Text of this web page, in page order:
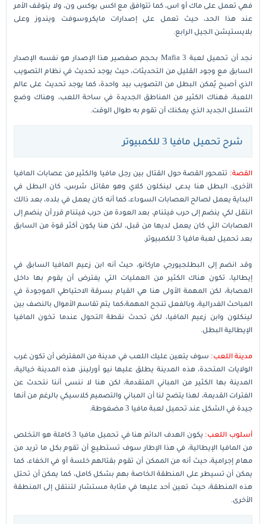
فهي تعمل على ماك أو اس، كما تتوافق مع اكس بوكس ون، ولا يتوقف الأمر
عند هذا الحد، حيث تعمل على إصدارات مايكروسوفت ويندوز وعلى
بلايستيشن الجيل الرابع.
نجد أن تحميل لعبة Mafia 3 بحجم صغصير هذا الإصدار هو نفسه الإصدار
السابق مع وجود القليل من التحديثات، حيث يوجد تحديث في نظام التصويب
الذي أصبح يُمكن البطل من التصويب بيد واحدة، كما يوجد تحديث على عالم
اللعبة، فهناك الكثير من المناطق الجديدة في ساحة اللعب، وهناك وضع
التسلل الجديد الذي يمكنك أن تقوم به طوال الوقت.
شرح تحميل مافيا 3 للكمبيوتر
القصة: تتمحور القصة حول القتال بين رجل مافيا والكثير من عصابات المافيا
الأخرى، البطل هنا يدعى لينكلون كلاي وهو مقاتل شرس، كان البطل في
البداية يعمل لصالح العصابات السوداء، كما أنه كان يعمل في بلده، بعد ذالك
انتقل لكي ينضم إلى حرب فيتنام، بعد العودة من حرب فيتنام قرر أن ينضم إلى
العصابات التي كان يعمل لديها من قبل، لكن هنا يكون أكثر قوة من السابق
بعد تحميل لعبة مافيا 3 للكمبيوتر.
وقد انضم إلى البطلجيورجي ماركانو، حيث أنه ابن زعيم المافيا السابق في
إيطاليا، تكون هناك الكثير من العمليات التي يفترض أن يقوم بها داخل
العصابة، لكن المهمة الأولى هنا هي القيام بسرقة الاحتياطي الموجودة في
المباحث الفدرالية، وبالفعل تنجح المهمة،كما يتم تقاسم الأموال بالنصف بين
لينكلون وابن زعيم المافيا، لكن تحدث نقطة التحول عندما تخون المافيا
الإيطالية البطل.
مدينة اللعب: سوف يتعين عليك اللعب في مدينة من المفترض أن تكون غرب
الولايات المتحدة، هذه المدينة يطلق عليها نيو أورلينز، هذه المدينة خيالية،
المدينة بها الكثير من المباني المتقدمة، لكن هنا لا ننسى أننا نتحدث عن
الفترات القديمة، لهذا يتضح لنا أن المباني والتصميم كلاسيكي بالرغم من أنها
جيدة في الشكل عند تحميل لعبة مافيا 3 مضغوطة.
أسلوب اللعب:
يكون الهدف الدائم هنا في تحميل مافيا 3 كاملة هو التخلص
من المافيا الإيطالية، في هذا الإطار سوف تستطيع أن تقوم بكل ما تريد من
مهام إجرامية، حيث أنه من الممكن أن تقوم بقتالهم خلسة أو في الخفاء، كما
يمكن أن تسيطر على المنطقة الخاصة بهم بشكل كامل، كما يمكن أن تحتل
هذه المنطقة، حيث تعين أحد عليها في مثابة مستشار لتنتقل إلى المنطقة
الأخرى.